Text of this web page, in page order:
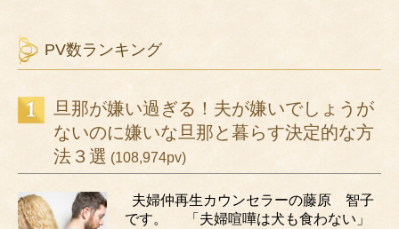
PV数ランキング
旦那が嫌い過ぎる！夫が嫌いでしょうが
ないのに嫌いな旦那と暮らす決定的な方
法３選 (108,974pv)
夫婦仲再生カウンセラーの藤原 智子
です。 「夫婦喧嘩は犬も食わない」